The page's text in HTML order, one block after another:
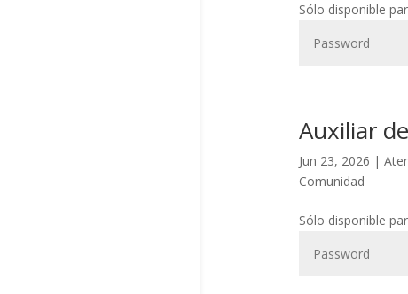
Sólo disponible
Auxiliar
Jun 23, 2026 |
Comunidad
Sólo disponible